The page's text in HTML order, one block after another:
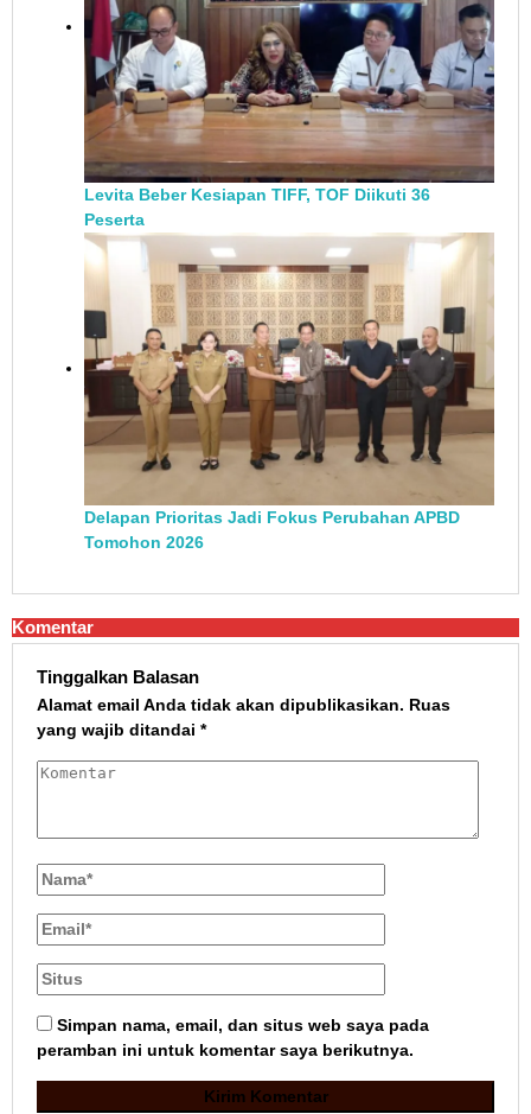
Levita Beber Kesiapan TIFF, TOF Diikuti 36
Peserta
Delapan Prioritas Jadi Fokus Perubahan APBD
Tomohon 2026
Komentar
Tinggalkan Balasan
Alamat email Anda tidak akan dipublikasikan. Ruas
yang wajib ditandai *
Simpan nama, email, dan situs web saya pada
peramban ini untuk komentar saya berikutnya.